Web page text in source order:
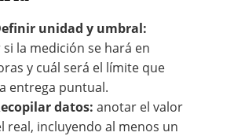
unidad y umbral:
la medición se hará en
y cuál será el límite que
entrega puntual.
datos: anotar el valor
real, incluyendo al menos un